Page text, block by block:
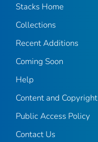
Stacks Home
Collections
Recent Additions
Coming Soon
Help
Content and Copyright
Public Access Policy
Contact Us